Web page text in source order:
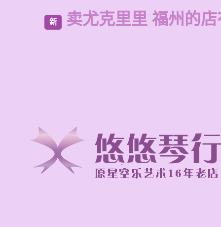
新 卖尤克里里 福州的